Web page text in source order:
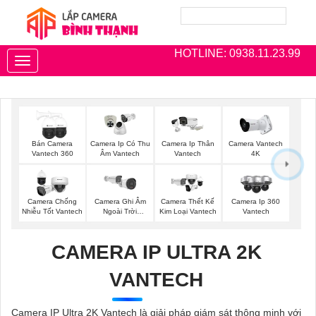
HOTLINE: 0938.11.23.99
Toggle
navigation
Bán Camera
Vantech 360
Camera Ip Có Thu
Âm Vantech
Camera Ip Thân
Vantech
Camera Vantech
4K
Camera Chống
Nhiễu Tốt Vantech
Camera Ghi Âm
Ngoài Trời
Camera Thết Kế
Kim Loại Vantech
Camera Ip 360
Vantech
CAMERA IP ULTRA 2K
VANTECH
Camera IP Ultra 2K Vantech là giải pháp giám sát thông minh với